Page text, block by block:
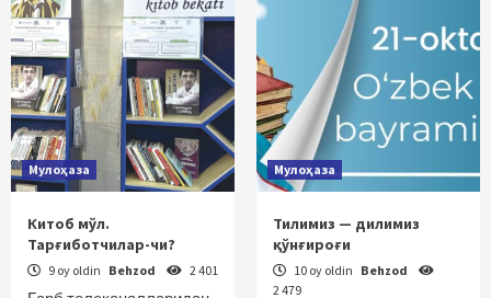
Мулоҳаза
Китоб мўл.
Тарғиботчилар-чи?
9 oy oldin Behzod 2 401
Мулоҳаза
Тилимиз — дилимиз
қўнғироғи
10 oy oldin Behzod
2 479